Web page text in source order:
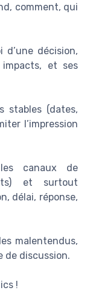
comment, qui
décision,
impacts, et ses
stables (dates,
l’impression
canaux de
et surtout
délai, réponse,
malentendus,
de discussion.
!